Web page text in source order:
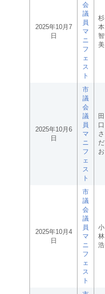
2025年10月7
日
会
議
員
マ
ニ
フ
ェ
ス
ト
杉
本
智
美
2025年10月6
日
市
議
会
議
員
マ
ニ
フ
ェ
ス
ト
田
口
さ
だ
お
2025年10月4
日
市
議
会
議
員
マ
ニ
フ
ェ
ス
ト
小
林
浩